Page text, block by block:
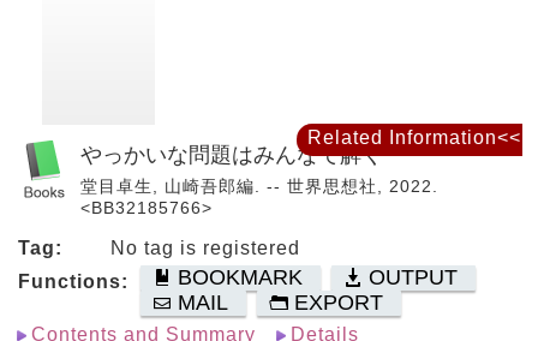
やっかいな問題はみんなで解く
堂目卓生, 山崎吾郎編. -- 世界思想社, 2022.
<BB32185766>
Tag:
No tag is registered
Functions:
BOOKMARK
OUTPUT
MAIL
EXPORT
Contents and Summary Details
Related Information<<